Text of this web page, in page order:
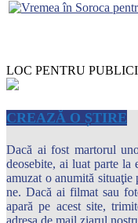
LOC PENTRU
CREAZĂ O ȘTIRE
Dacă ai fost martorul
deosebite, ai luat parte la
amuzat o anumită situaţie
ne. Dacă ai filmat sau
apară pe acest site,